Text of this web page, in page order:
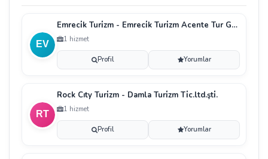
Emreci̇k Turi̇zm - Emreci̇k Turi̇zm Acente Tur Gezi̇ Ve
1 hizmet
Profil Yorumlar
Rock Cıty Turi̇zm - Damla Turi̇zm Ti̇c.ltd.şti̇.
1 hizmet
Profil Yorumlar